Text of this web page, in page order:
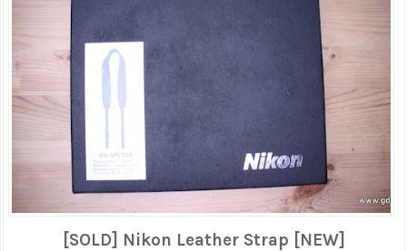
[SOLD] Nikon Leather Strap [NEW]